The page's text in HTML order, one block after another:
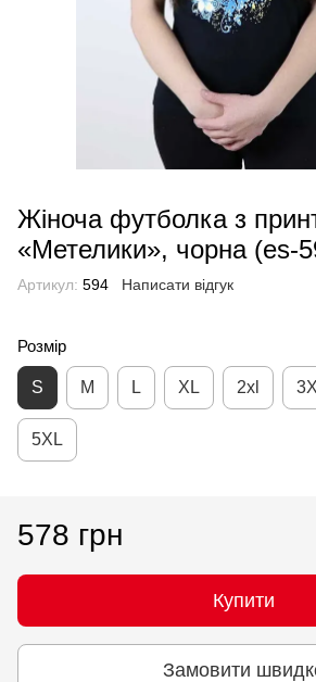
Жіноча футболка з
«Метелики», чорна (es-
Артикул: 594 Написати відгук
Розмір
S M L XL 2xl
5XL
578 грн
Купити
Замовити